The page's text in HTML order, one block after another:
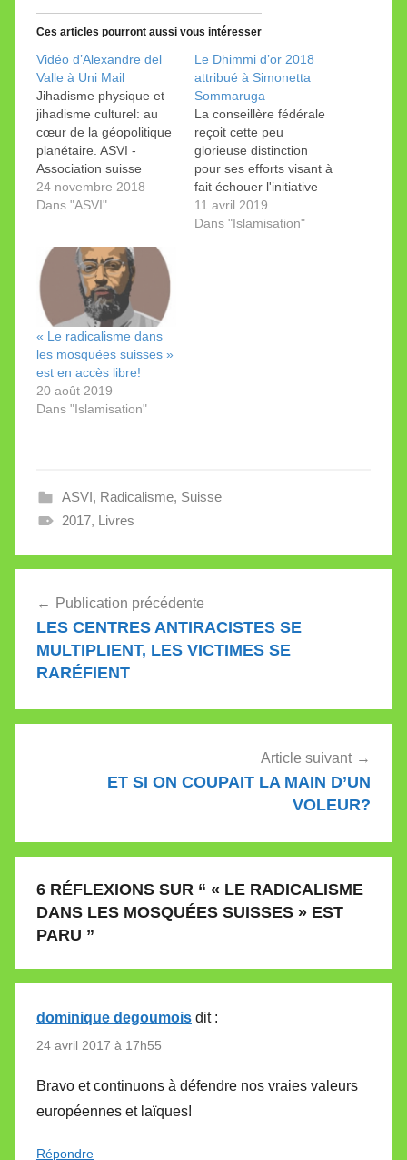
Ces articles pourront aussi vous intéresser
Vidéo d’Alexandre del
Valle à Uni Mail
Jihadisme physique et
jihadisme culturel: au
cœur de la géopolitique
planétaire. ASVI -
Association suisse
vigilance islam Abonné
704 Alexandre del
l'université de Genève.
Auteur du livre "La
stratégie de
l'intimidation", paru en
mars 2018 chez l'
Artilleur. Ce fut…
24 novembre 2018
Dans "ASVI"
Le Dhimmi d’or 2018
attribué à Simonetta
Sommaruga
La conseillère fédérale
reçoit cette peu
glorieuse distinction
pour ses efforts visant à
fait échouer l'initiative
contre la burqa. Carlo
Sommaruga et Guy
11 avril 2019
Dans "Islamisation"
« Le radicalisme dans
les mosquées suisses »
est en accès libre!
20 août 2019
Dans "Islamisation"
ASVI, Radicalisme, Suisse
2017, Livres
de
l’article
Publication précédente
LES CENTRES ANTIRACISTES SE
MULTIPLIENT, LES VICTIMES SE
RARÉFIENT
Article suivant
ET SI ON COUPAIT LA MAIN D’UN
VOLEUR?
6 RÉFLEXIONS SUR “ « LE RADICALISME
DANS LES MOSQUÉES SUISSES » EST
PARU ”
dominique degoumois dit :
24 avril 2017 à 17h55
Bravo et continuons à défendre nos vraies valeurs
européennes et laïques!
Répondre